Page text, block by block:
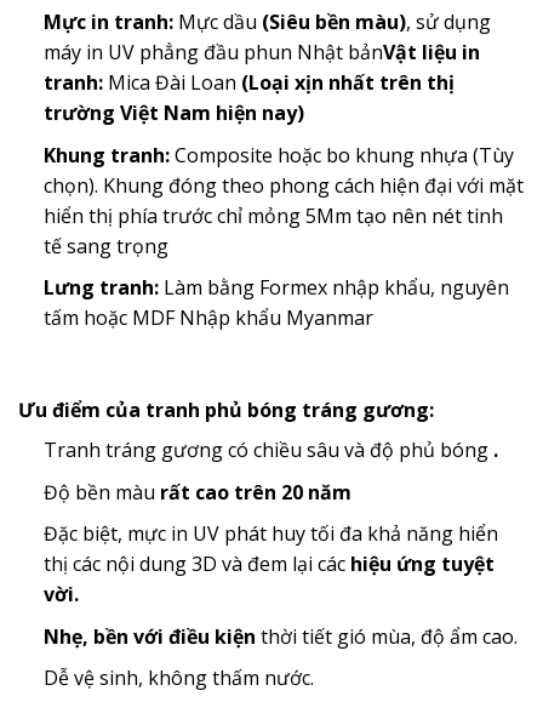
Mực in tranh:Mực dầu (Siêu bền màu), sử dụng
máy in UV phẳng đầu phun Nhật bảnVật liệu in
tranh:Mica Đài Loan (Loại xịn nhất trên thị
trường Việt Nam hiện nay)
Khung tranh:Composite hoặc bo khung nhựa (Tùy
chọn). Khung đóng theo phong cách hiện đại với mặt
hiển thị phía trước chỉ mỏng 5Mm tạo nên nét tinh
tế sang trọng
Lưng tranh:Làm bằng Formex nhập khẩu, nguyên
tấm hoặc MDF Nhập khẩu Myanmar
Ưu điểm của tranh phủ bóng tráng gương:
Tranh tráng gương có chiều sâu và độ phủ bóng .
Độ bền màu rất cao trên 20 năm
Đặc biệt, mực in UV phát huy tối đa khả năng hiển
thị các nội dung 3D và đem lại các hiệu ứng tuyệt
vời.
Nhẹ, bền với điều kiện thời tiết gió mùa, độ ẩm cao.
Dễ vệ sinh, không thấm nước.